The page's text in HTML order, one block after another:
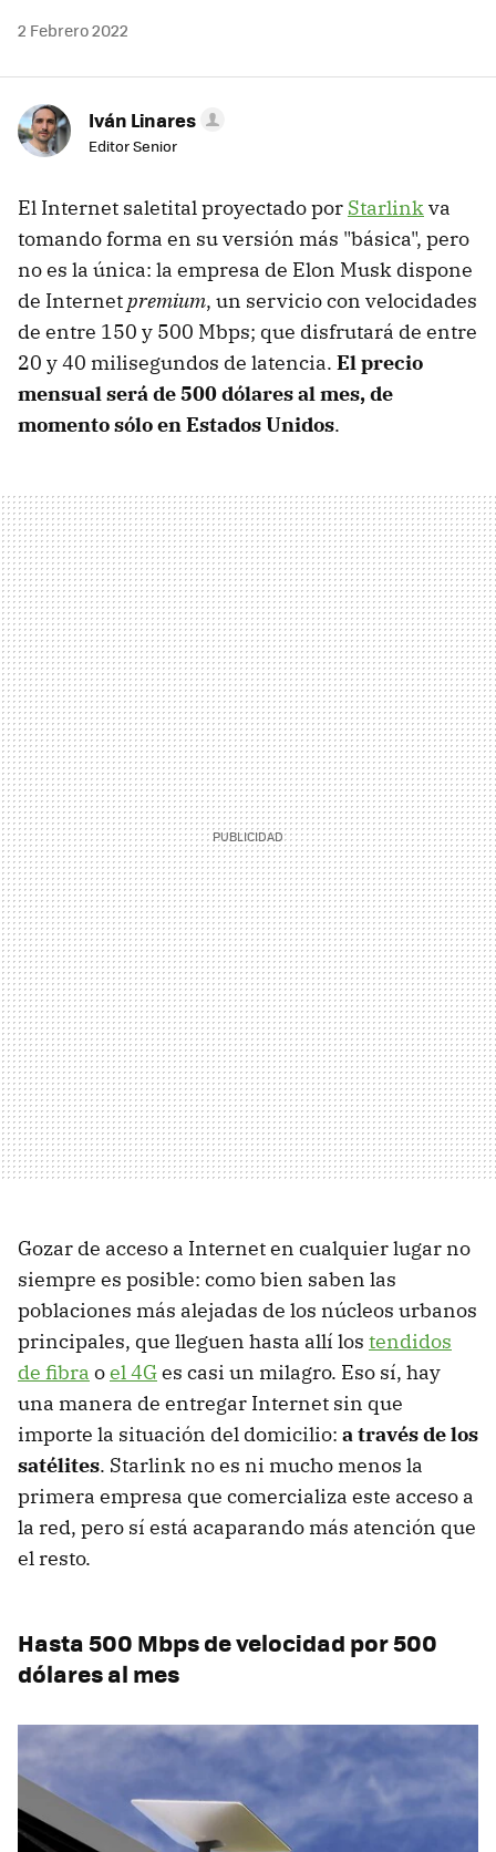
2 Febrero 2022
Iván Linares
Editor Senior
El Internet saletital proyectado por Starlinkva
tomando forma en su versión más "básica", pero
no es la única: la empresa de Elon Musk dispone
de Internetpremium, un servicio con velocidades
de entre 150 y 500 Mbps; que disfrutará de entre
20 y 40 milisegundos de latencia. El precio
mensual será de 500 dólares al mes, de
momento sólo en Estados Unidos.
Gozar de acceso a Internet en cualquier lugar no
siempre es posible: como bien saben las
poblaciones más alejadas de los núcleos urbanos
principales, que lleguen hasta allí los tendidos
de fibra oel 4Ges casi un milagro. Eso sí, hay
una manera de entregar Internet sin que
importe la situación del domicilio: a través de los
satélites. Starlink no es ni mucho menos la
primera empresa que comercializa este acceso a
la red, pero sí está acaparando más atención que
el resto.
Hasta 500 Mbps de velocidad por 500
dólares al mes